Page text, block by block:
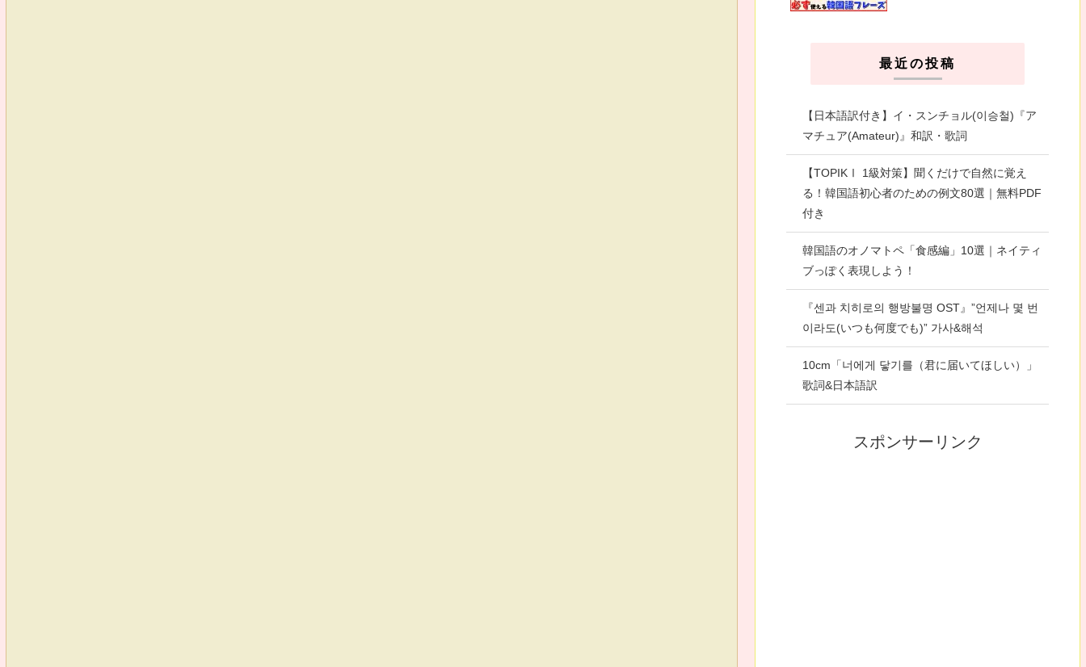
最近の投稿
【日本語訳付き】イ・スンチョル(이승철)『ア
マチュア(Amateur)』和訳・歌詞
【TOPIKⅠ 1級対策】聞くだけで自然に覚え
る！韓国語初心者のための例文80選｜無料PDF
付き
韓国語のオノマトペ「食感編」10選｜ネイティ
ブっぽく表現しよう！
『센과 치히로의 행방불명 OST』”언제나 몇 번
이라도(いつも何度でも)” 가사&해석
10cm「너에게 닿기를（君に届いてほしい）」
歌詞&日本語訳
スポンサーリンク